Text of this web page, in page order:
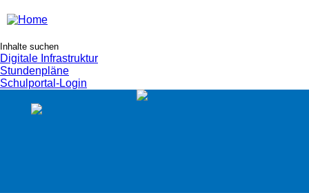
Digitale Infrastruktur
Stundenpläne
Schulportal-Login